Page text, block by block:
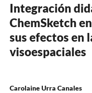
Integración
ChemSketch
sus efectos en
visoespaciales
Carolaine Urra Canales